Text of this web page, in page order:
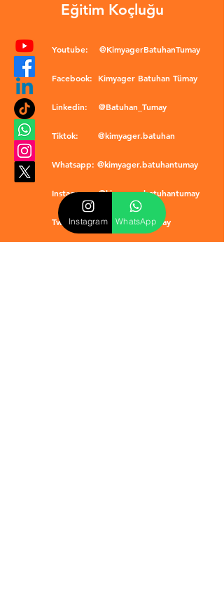
Eğitim Koçluğu
Youtube: @KimyagerBatuhanTumay
Facebook: Kimyager Batuhan Tümay
Linkedin: @Batuhan_Tumay
Tiktok: @kimyager.batuhan
Whatsapp: @kimyager.batuhantumay
Instagram:@kimyager.batuhantumay
Twitter:@Batuhan_Tumay
Instagram WhatsApp